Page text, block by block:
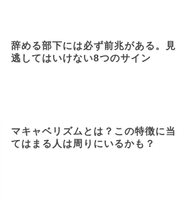
辞める部下には必ず前兆がある。見
逃してはいけない8つのサイン
マキャベリズムとは？この特徴に当
てはまる人は周りにいるかも？